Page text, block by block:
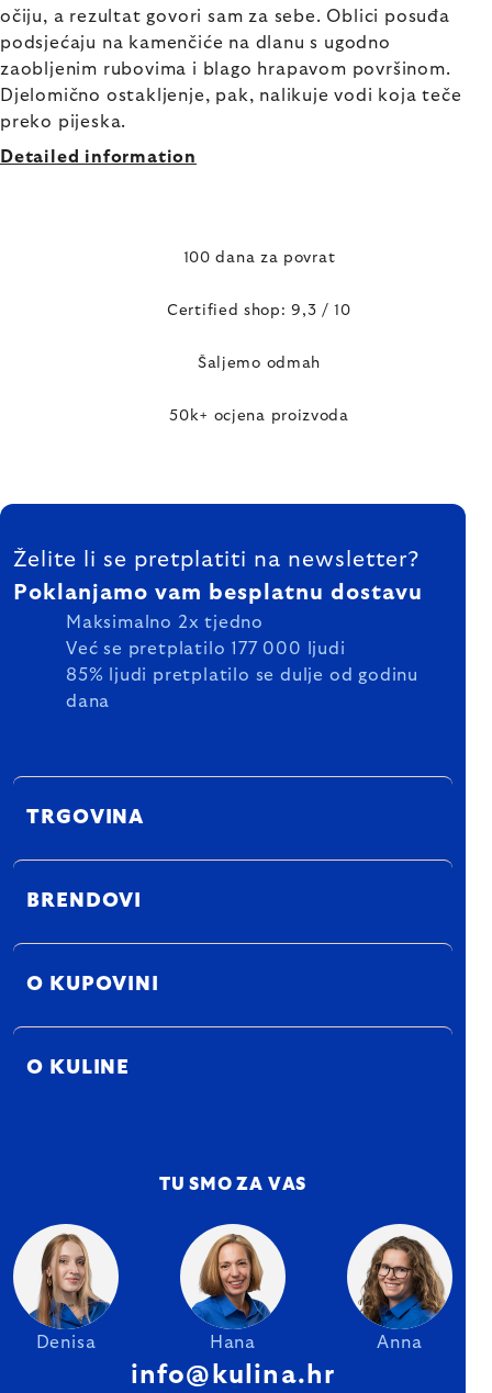
očiju, a rezultat govori sam za sebe. Oblici posuđa
podsjećaju na kamenčiće na dlanu s ugodno
zaobljenim rubovima i blago hrapavom površinom.
Djelomično ostakljenje, pak, nalikuje vodi koja teče
preko pijeska.
Detailed information
100 dana za povrat
Certified shop: 9,3 / 10
Šaljemo odmah
50k+ ocjena proizvoda
FOOTER
Želite li se pretplatiti na newsletter?
Poklanjamo vam besplatnu dostavu
Maksimalno 2x tjedno
Već se pretplatilo 177 000 ljudi
85% ljudi pretplatilo se dulje od godinu
dana
TRGOVINA
BRENDOVI
O KUPOVINI
O KULINE
TU SMO ZA VAS
Denisa Hana Anna
info@kulina.hr